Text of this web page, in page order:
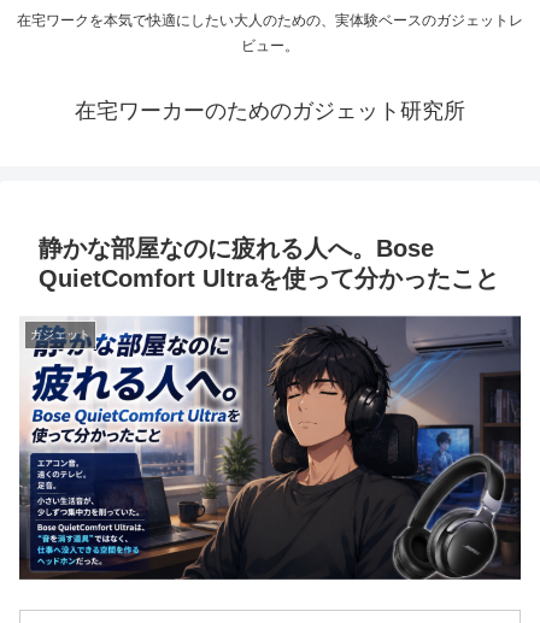
在宅ワークを本気で快適にしたい大人のための、実体験ベースのガジェットレ
ビュー。
在宅ワーカーのためのガジェット研究所
静かな部屋なのに疲れる人へ。Bose
QuietComfort Ultraを使って分かったこと
ガジェット